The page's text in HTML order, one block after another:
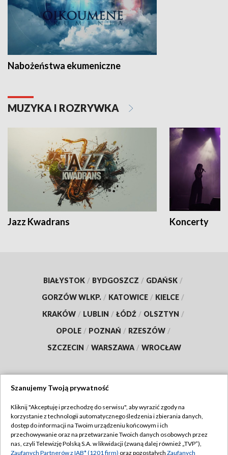
Nabożeństwa ekumeniczne
MUZYKA I ROZRYWKA
Jazz Kwadrans Koncerty
BIAŁYSTOK / BYDGOSZCZ / GDAŃSK /
GORZÓW WLKP. / KATOWICE / KIELCE /
KRAKÓW / LUBLIN / ŁÓDŹ / OLSZTYN /
OPOLE / POZNAŃ / RZESZÓW /
SZCZECIN / WARSZAWA / WROCŁAW
TVP
Abonament TVP
Emisja w TVP
Regulamin TVP
Szanujemy Twoją prywatność
Kliknij "Akceptuję i przechodzę do serwisu", aby wyrazić zgody na
korzystanie z technologii automatycznego śledzenia i zbierania danych,
dostęp do informacji na Twoim urządzeniu końcowym i ich
przechowywanie oraz na przetwarzanie Twoich danych osobowych przez
nas, czyli Telewizję Polską S.A. w likwidacji (zwaną dalej również „TVP”),
Zaufanych Partnerów z IAB* (1201 firm) oraz pozostałych Zaufanych